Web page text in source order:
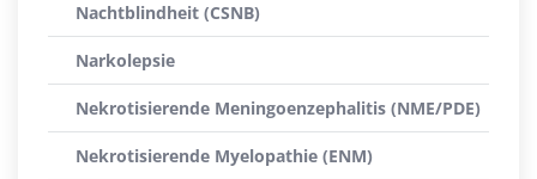
Nachtblindheit (CSNB)
Narkolepsie
Nekrotisierende Meningoenzephalitis (NME/PDE)
Nekrotisierende Myelopathie (ENM)